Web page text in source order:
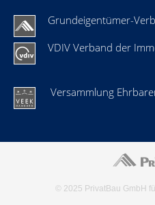
Grundeigentümer-
VDIV Verband der
Versammlung
© 2025 PrivatBau GmbH